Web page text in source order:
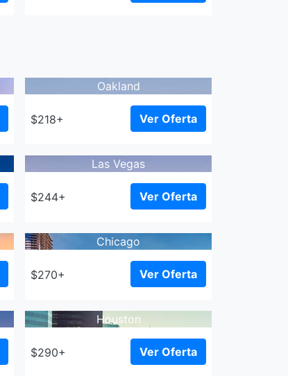
Oakland
$218+ Ver Oferta
Las Vegas
$244+ Ver Oferta
Chicago
$270+ Ver Oferta
Houston
$290+ Ver Oferta